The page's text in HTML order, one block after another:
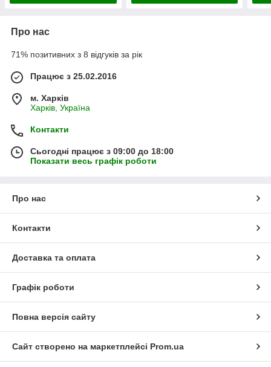
Про нас
71% позитивних з 8 відгуків за рік
Працює з 25.02.2016
м. Харків
Харків, Україна
Контакти
Сьогодні працює з 09:00 до 18:00
Показати весь графік роботи
Про нас
Контакти
Доставка та оплата
Графік роботи
Повна версія сайту
Сайт створено на маркетплейсі Prom.ua